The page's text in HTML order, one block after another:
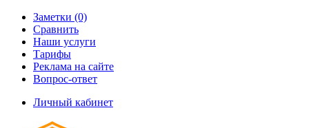
Заметки (0)
Сравнить
Наши услуги
Тарифы
Реклама на сайте
Вопрос-ответ
Личный кабинет